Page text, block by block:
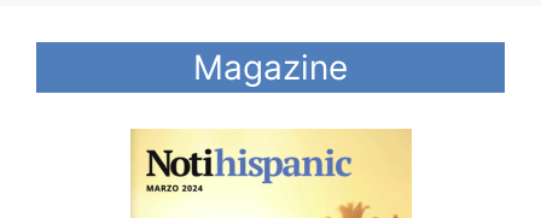
Magazine